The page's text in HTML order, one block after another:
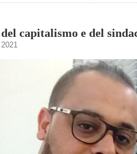
capitalismo e del